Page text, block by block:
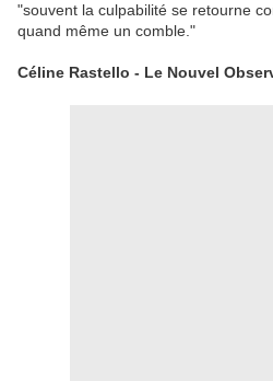
"souvent la culpabilité se retourne
quand même un comble."
Céline Rastello - Le Nouvel